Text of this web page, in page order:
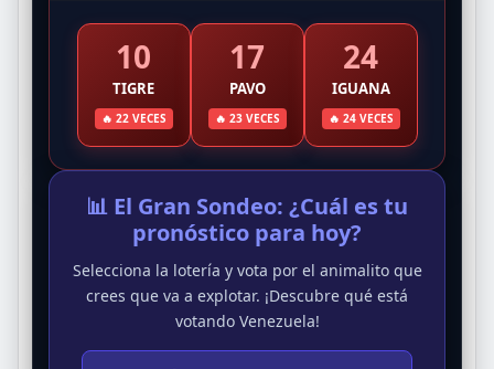
10
TIGRE
🔥 22 VECES
17
PAVO
🔥 23 VECES
24
IGUANA
🔥 24 VECES
📊 El Gran Sondeo: ¿Cuál es tu
pronóstico para hoy?
Selecciona la lotería y vota por el animalito que
crees que va a explotar. ¡Descubre qué está
votando Venezuela!